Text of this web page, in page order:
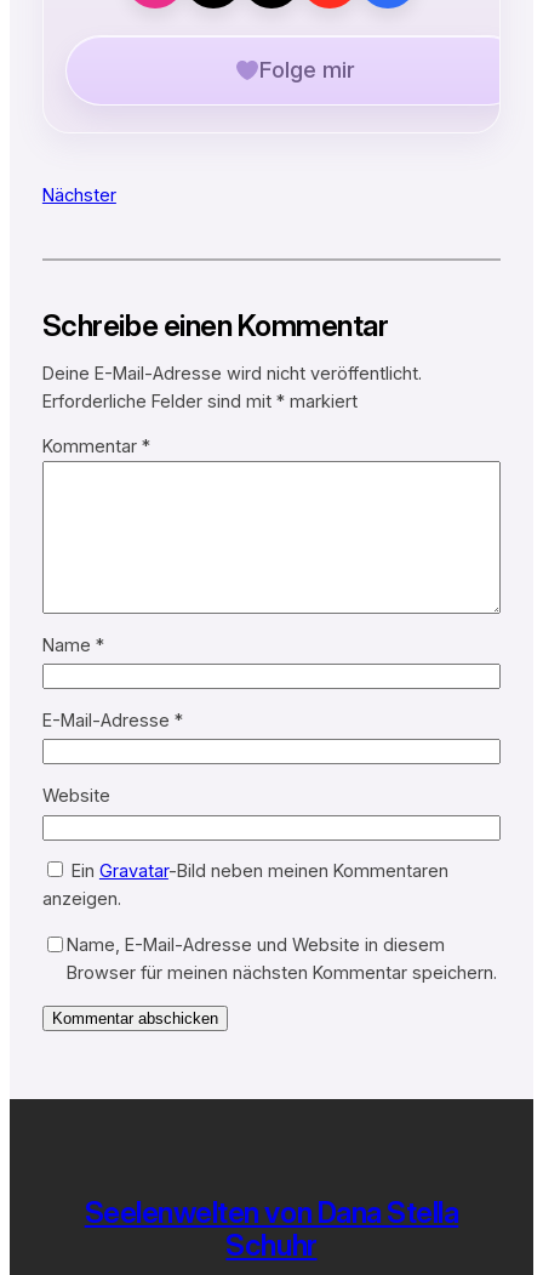
Folge mir
Nächster
Schreibe einen Kommentar
Deine E-Mail-Adresse wird nicht veröffentlicht.
Erforderliche Felder sind mit *markiert
Kommentar *
Name *
E-Mail-Adresse *
Website
Ein Gravatar-Bild neben meinen Kommentaren
anzeigen.
Name, E-Mail-Adresse und Website in diesem
Browser für meinen nächsten Kommentar speichern.
Seelenwelten von Dana Stella
Schuhr